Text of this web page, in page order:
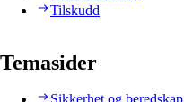
Tilskudd
Temasider